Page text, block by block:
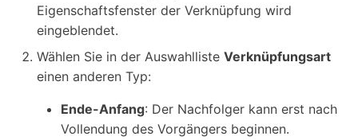
Eigenschaftsfenster der Verknüpfung wird
eingeblendet.
Wählen Sie in der Auswahlliste Verknüpfungsart
einen anderen Typ:
Ende-Anfang: Der Nachfolger kann erst nach
Vollendung des Vorgängers beginnen.